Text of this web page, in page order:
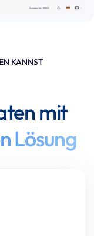
KANNST
mit
Lösung